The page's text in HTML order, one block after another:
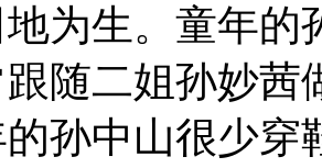
为生。童年的
随二姐孙妙茜
孙中山很少穿